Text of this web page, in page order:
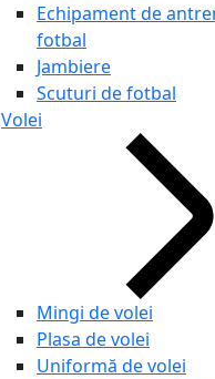
Echipament de
fotbal
Jambiere
Scuturi de fotbal
Volei
Mingi de volei
Plasa de volei
Uniformă de volei